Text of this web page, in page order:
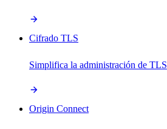
Cifrado TLS
Simplifica la administración de TLS
Origin Connect